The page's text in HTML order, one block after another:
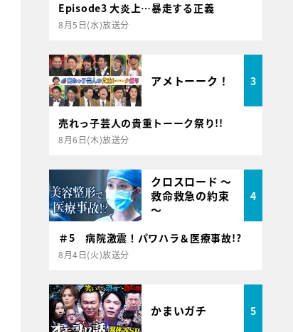
Episode3 大炎上…暴走する正義
8月5日(水)放送分
アメトーーク！ 3
売れっ子芸人の貴重トーーク祭り!!
8月6日(木)放送分
クロスロード ～
救命救急の約束
～
4
＃5 病院激震！パワハラ＆医療事故!?
8月4日(火)放送分
かまいガチ 5